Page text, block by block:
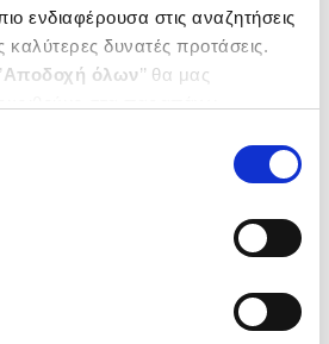
ενδιαφέρουσα στις αναζητήσεις
καλύτερες δυνατές προτάσεις.
Αποδοχή όλων’’ θα μας
από τα παρακάτω με την
΄΄και να ενημερωθείτε σχετικά με